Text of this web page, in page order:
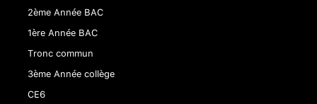
2ème Année BAC
1ère Année BAC
Tronc commun
3ème Année collège
CE6